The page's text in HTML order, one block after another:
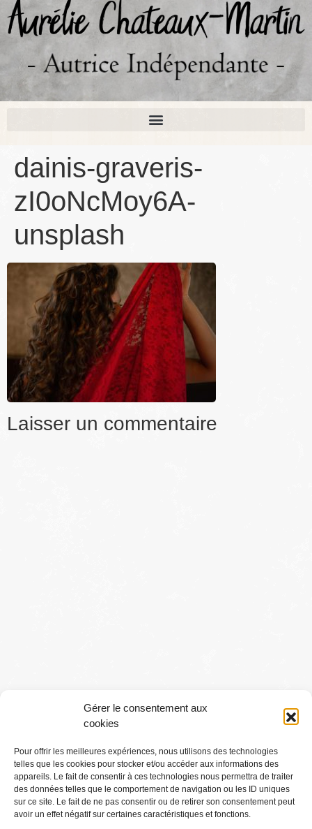
Gérer le consentement aux
cookies
Pour offrir les meilleures expériences, nous utilisons des technologies
telles que les cookies pour stocker et/ou accéder aux informations des
appareils. Le fait de consentir à ces technologies nous permettra de traiter
des données telles que le comportement de navigation ou les ID uniques
sur ce site. Le fait de ne pas consentir ou de retirer son consentement peut
avoir un effet négatif sur certaines caractéristiques et fonctions.
dainis-graveris-
zI0oNcMoy6A-
unsplash
Laisser un commentaire
Conditions générales
Mentions légales